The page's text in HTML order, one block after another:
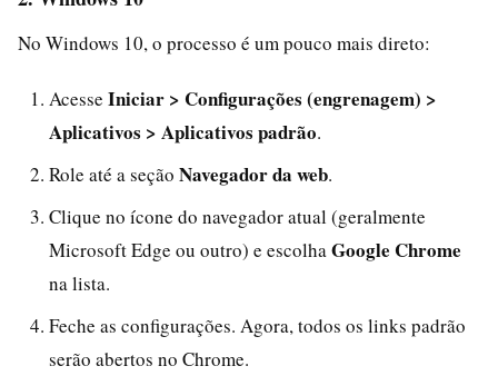
No Windows 10, o processo é um pouco mais direto:
Acesse Iniciar > Configurações (engrenagem) >
Aplicativos > Aplicativos padrão.
Role até a seção Navegador da web.
Clique no ícone do navegador atual (geralmente
Microsoft Edge ou outro) e escolha Google Chrome
na lista.
Feche as configurações. Agora, todos os links padrão
serão abertos no Chrome.